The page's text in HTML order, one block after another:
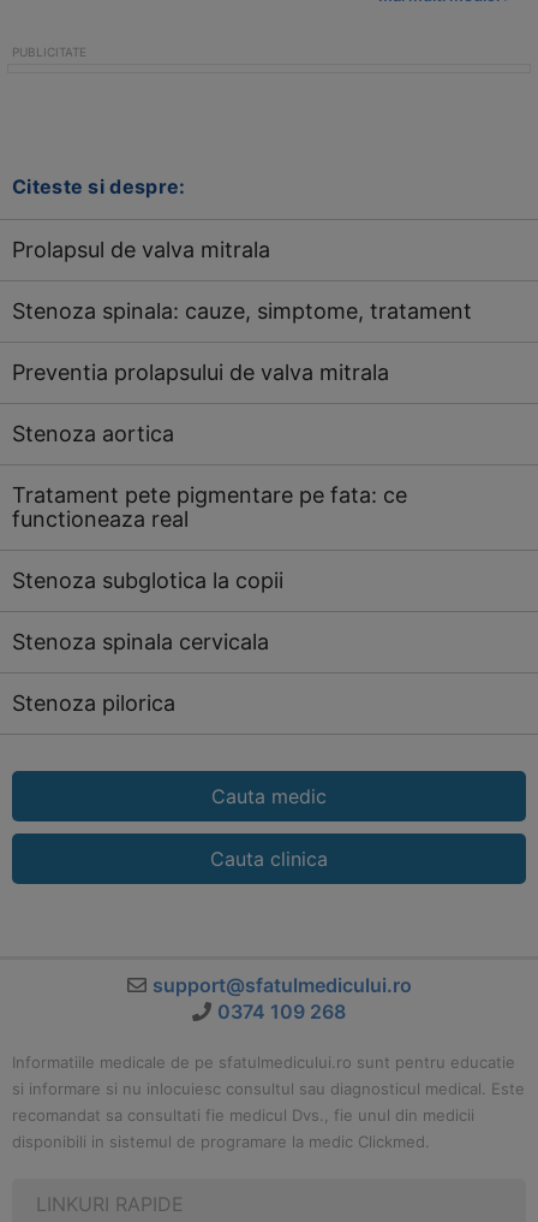
Citeste si despre:
Prolapsul de valva mitrala
Stenoza spinala: cauze, simptome, tratament
Preventia prolapsului de valva mitrala
Stenoza aortica
Tratament pete pigmentare pe fata: ce
functioneaza real
Stenoza subglotica la copii
Stenoza spinala cervicala
Stenoza pilorica
Cauta medic
Cauta clinica
support@sfatulmedicului.ro
0374 109 268
Informatiile medicale de pe sfatulmedicului.ro sunt pentru educatie
si informare si nu inlocuiesc consultul sau diagnosticul medical. Este
recomandat sa consultati fie medicul Dvs., fie unul din medicii
disponibili in sistemul de programare la medic Clickmed.
LINKURI RAPIDE